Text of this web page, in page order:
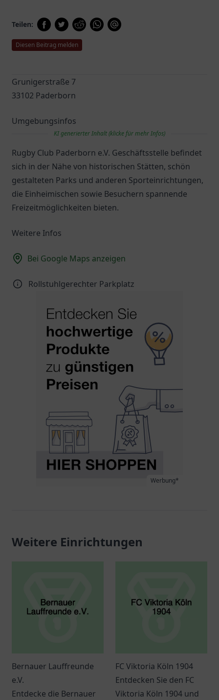
Teilen:
Diesen Beitrag melden
Grunigerstraße 7
33102 Paderborn
Umgebungsinfos
KI generierter Inhalt (klicke für mehr Infos)
Rugby Club Paderborn e.V. Geschäftsstelle befindet
sich in der Nähe von historischen Stätten, schön
gestalteten Parks und anderen Sporteinrichtungen,
die Einheimischen sowie Besuchern spannende
Freizeitmöglichkeiten bieten.
Weitere Infos
Bei Google Maps anzeigen
Rollstuhlgerechter Parkplatz
Werbung*
Weitere Einrichtungen
Bernauer Lauffreunde
e.V.
Entdecke die Bernauer
FC Viktoria Köln 1904
Entdecken Sie den FC
Viktoria Köln 1904 und